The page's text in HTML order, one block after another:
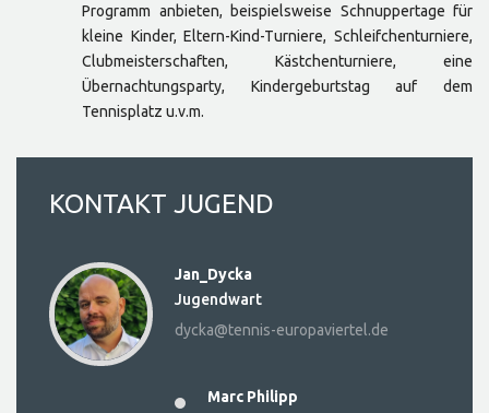
Programm anbieten, beispielsweise Schnuppertage für
kleine Kinder, Eltern-Kind-Turniere, Schleifchenturniere,
Clubmeisterschaften, Kästchenturniere, eine
Übernachtungsparty, Kindergeburtstag auf dem
Tennisplatz u.v.m.
KONTAKT JUGEND
Jan_Dycka
Jugendwart
dycka@tennis-europaviertel.de
Marc Philipp